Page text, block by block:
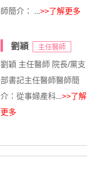
師簡介： ...>>了解更多
劉穎 主任醫師
劉穎 主任醫師 院長/黨支
部書記主任醫師醫師簡
介：從事婦產科...>>了解
更多